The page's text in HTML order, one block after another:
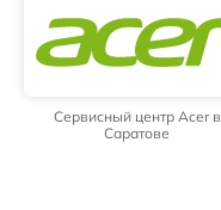
Сервисный центр Acer в
Саратове